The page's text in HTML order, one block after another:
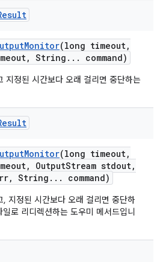
Monitor(long timeout,
, String . . . command)
지정된 시간보다 오래 걸리면 중단하는
Monitor(long timeout,
, OutputStream stdout,
, String . . . command)
지정된 시간보다 오래 걸리면 중단하
로 리디렉션하는 도우미 메서드입니